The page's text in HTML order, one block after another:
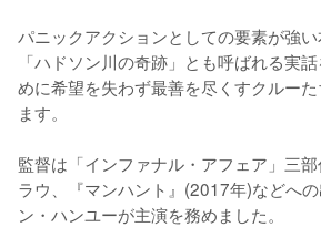
パニックアクションとしての要素が強
「ハドソン川の奇跡」とも呼ばれる実
めに希望を失わず最善を尽くすクルー
ます。
監督は「インファナル・アフェア」三
ラウ、『マンハント』(2017年)などへ
ン・ハンユーが主演を務めました。